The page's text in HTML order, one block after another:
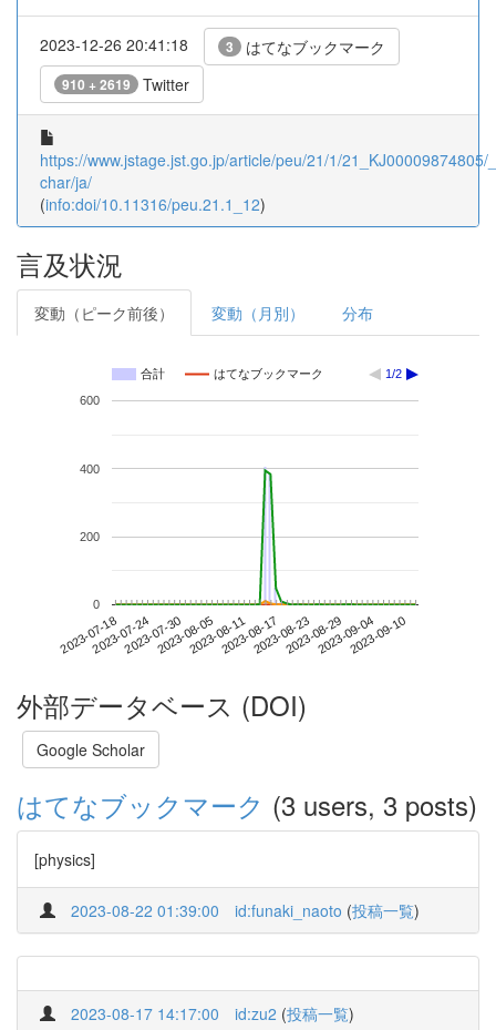
2023-12-26 20:41:18 3 はてなブックマーク
910 + 2619 Twitter
https://www.jstage.jst.go.jp/article/peu/21/1/21_KJ00009874805/
char/ja/
(info:doi/10.11316/peu.21.1_12)
言及状況
変動（ピーク前後） 変動（月別） 分布
合計 はてなブックマーク 1/2
2023-07-182023-07-242023-07-302023-08-052023-08-112023-08-172023-08-232023-08-292023-09-042023-09-10
0
200
400
600
外部データベース (DOI)
Google Scholar
はてなブックマーク (3 users, 3 posts)
[physics]
2023-08-22 01:39:00 id:funaki_naoto (投稿一覧)
2023-08-17 14:17:00 id:zu2 (投稿一覧)